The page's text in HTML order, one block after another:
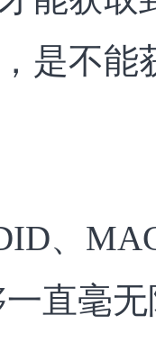
是不能
、
直毫